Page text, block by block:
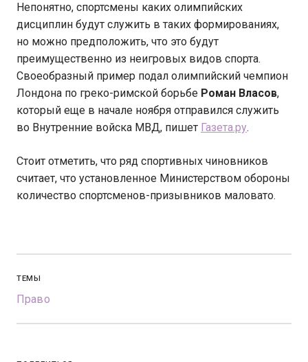
Непонятно, спортсмены каких олимпийских
дисциплин будут служить в таких формированиях,
но можно предположить, что это будут
преимущественно из неигровых видов спорта.
Своеобразный пример подал олимпийский чемпион
Лондона по греко-римской борьбе Роман Власов,
который еще в начале ноября отправился служить
во Внутренние войска МВД, пишет Газета.ру.
Стоит отметить, что ряд спортивных чиновников
считает, что установленное Министерством обороны
количество спортсменов-призывников маловато.
ТЕМЫ
Право